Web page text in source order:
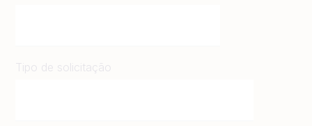
Tipo de solicitação